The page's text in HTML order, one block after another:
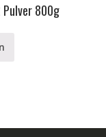
Pulver 800g